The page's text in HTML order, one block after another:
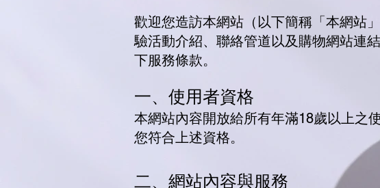
歡迎您造訪本網站（以下簡稱「本網站
驗活動介紹、聯絡管道以及購物網站連
下服務條款。
一、使用者資格
本網站內容開放給所有年滿18歲以上之
您符合上述資格。
二、網站內容與服務